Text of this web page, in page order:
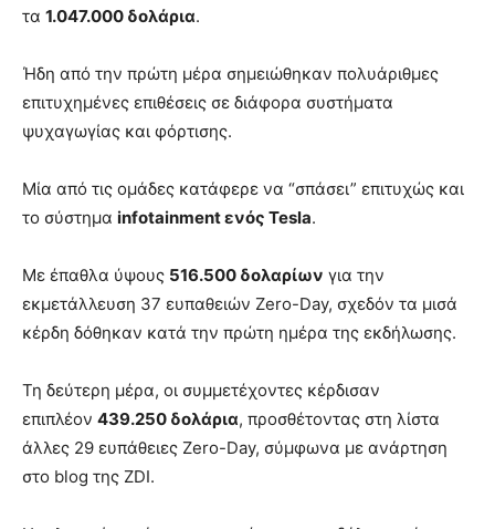
τα 1.047.000 δολάρια.
Ήδη από την πρώτη μέρα σημειώθηκαν πολυάριθμες
επιτυχημένες επιθέσεις σε διάφορα συστήματα
ψυχαγωγίας και φόρτισης.
Μία από τις ομάδες κατάφερε να “σπάσει” επιτυχώς και
το σύστημα infotainment ενός Tesla.
Με έπαθλα ύψους 516.500 δολαρίων για την
εκμετάλλευση 37 ευπαθειών Zero-Day, σχεδόν τα μισά
κέρδη δόθηκαν κατά την πρώτη ημέρα της εκδήλωσης.
Τη δεύτερη μέρα, οι συμμετέχοντες κέρδισαν
επιπλέον 439.250 δολάρια, προσθέτοντας στη λίστα
άλλες 29 ευπάθειες Zero-Day, σύμφωνα με ανάρτηση
στο blog της ZDI.